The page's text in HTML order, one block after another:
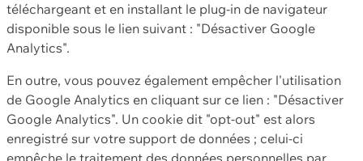
téléchargeant et en installant le plug-in de navigateur
disponible sous le lien suivant : "Désactiver Google
Analytics".
En outre, vous pouvez également empêcher l'utilisation
de Google Analytics en cliquant sur ce lien : "Désactiver
Google Analytics". Un cookie dit "opt-out" est alors
enregistré sur votre support de données ; celui-ci